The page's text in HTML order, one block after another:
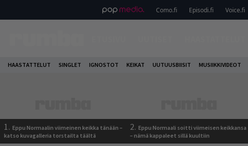
Como.fi Episodi.fi Voice.fi
HAASTATTELUT SINGLET IGNOSTOT KEIKAT UUTUUSBIISIT MUSIIKKIVIDEOT
1. Eppu Normaalin viimeinen keikka tänään –
katso kuvagalleria torstailta täältä
2. Eppu Normaali soitti viimeisen keikkansa
– nämä kappaleet sillä kuultiin